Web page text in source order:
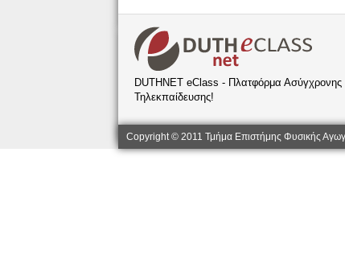
DUTHNET eClass - Πλατφόρμα Ασύγχρονης
Τηλεκπαίδευσης!
Copyright © 2011 Τμήμα Επιστήμης Φυσικής